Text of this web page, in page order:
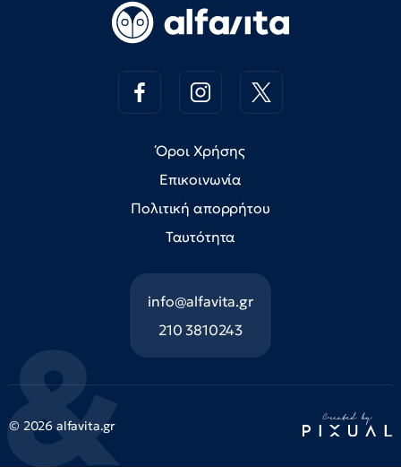
Όροι Χρήσης
Επικοινωνία
Πολιτική απορρήτου
Ταυτότητα
info@alfavita.gr
210 3810243
© 2026 alfavita.gr